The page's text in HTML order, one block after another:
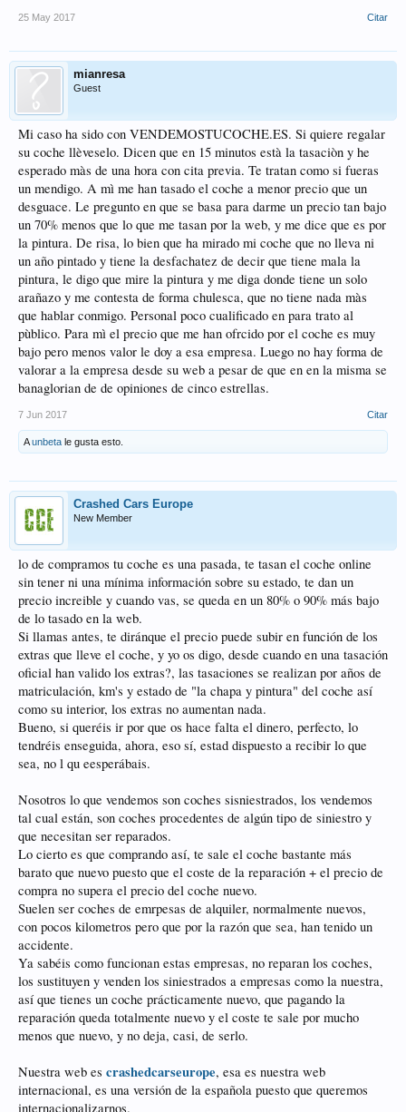
25 May 2017 Citar
mianresa
Guest
Mi caso ha sido con VENDEMOSTUCOCHE.ES. Si quiere regalar
su coche llèveselo. Dicen que en 15 minutos està la tasaciòn y he
esperado màs de una hora con cita previa. Te tratan como si fueras
un mendigo. A mì me han tasado el coche a menor precio que un
desguace. Le pregunto en que se basa para darme un precio tan bajo
un 70% menos que lo que me tasan por la web, y me dice que es por
la pintura. De risa, lo bien que ha mirado mi coche que no lleva ni
un año pintado y tiene la desfachatez de decir que tiene mala la
pintura, le digo que mire la pintura y me diga donde tiene un solo
arañazo y me contesta de forma chulesca, que no tiene nada màs
que hablar conmigo. Personal poco cualificado en para trato al
pùblico. Para mì el precio que me han ofrcido por el coche es muy
bajo pero menos valor le doy a esa empresa. Luego no hay forma de
valorar a la empresa desde su web a pesar de que en en la misma se
banaglorian de de opiniones de cinco estrellas.
7 Jun 2017 Citar
Aunbeta le gusta esto.
Crashed Cars Europe
New Member
lo de compramos tu coche es una pasada, te tasan el coche online
sin tener ni una mínima información sobre su estado, te dan un
precio increible y cuando vas, se queda en un 80% o 90% más bajo
de lo tasado en la web.
Si llamas antes, te diránque el precio puede subir en función de los
extras que lleve el coche, y yo os digo, desde cuando en una tasación
oficial han valido los extras?, las tasaciones se realizan por años de
matriculación, km's y estado de "la chapa y pintura" del coche así
como su interior, los extras no aumentan nada.
Bueno, si queréis ir por que os hace falta el dinero, perfecto, lo
tendréis enseguida, ahora, eso sí, estad dispuesto a recibir lo que
sea, no l qu eesperábais.
Nosotros lo que vendemos son coches sisniestrados, los vendemos
tal cual están, son coches procedentes de algún tipo de siniestro y
que necesitan ser reparados.
Lo cierto es que comprando así, te sale el coche bastante más
barato que nuevo puesto que el coste de la reparación + el precio de
compra no supera el precio del coche nuevo.
Suelen ser coches de emrpesas de alquiler, normalmente nuevos,
con pocos kilometros pero que por la razón que sea, han tenido un
accidente.
Ya sabéis como funcionan estas empresas, no reparan los coches,
los sustituyen y venden los siniestrados a empresas como la nuestra,
así que tienes un coche prácticamente nuevo, que pagando la
reparación queda totalmente nuevo y el coste te sale por mucho
menos que nuevo, y no deja, casi, de serlo.
Nuestra web es crashedcarseurope, esa es nuestra web
internacional, es una versión de la española puesto que queremos
internacionalizarnos.